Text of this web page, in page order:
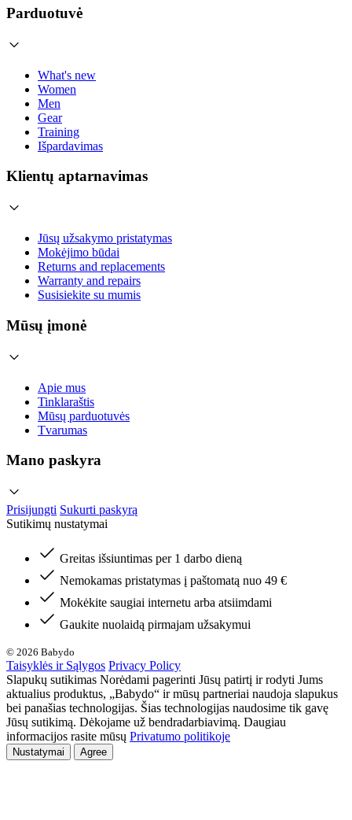
Parduotuvė
What's new
Women
Men
Gear
Training
Išpardavimas
Klientų aptarnavimas
Jūsų užsakymo pristatymas
Mokėjimo būdai
Returns and replacements
Warranty and repairs
Susisiekite su mumis
Mūsų įmonė
Apie mus
Tinklaraštis
Mūsų parduotuvės
Tvarumas
Mano paskyra
Prisijungti Sukurti paskyrą
Sutikimų nustatymai
Greitas išsiuntimas per 1 darbo dieną
Nemokamas pristatymas į paštomatą nuo 49 €
Mokėkite saugiai internetu arba atsiimdami
Gaukite nuolaidą pirmajam užsakymui
© 2026 Babydo
Taisyklės ir Sąlygos Privacy Policy
Slapukų sutikimas Norėdami pagerinti Jūsų patirtį ir rodyti Jums
aktualius produktus, „Babydo“ ir mūsų partneriai naudoja slapukus
bei panašias technologijas. Šias technologijas naudosime tik gavę
Jūsų sutikimą. Dėkojame už bendradarbiavimą. Daugiau
informacijos rasite mūsų Privatumo politikoje
Nustatymai Agree